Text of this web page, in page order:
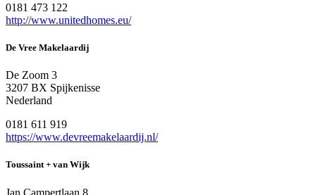
0181 473 122
http://www.unitedhomes.eu/
De Vree Makelaardij
De Zoom 3
3207 BX Spijkenisse
Nederland
0181 611 919
https://www.devreemakelaardij.nl/
Toussaint + van Wijk
Jan Campertlaan 8